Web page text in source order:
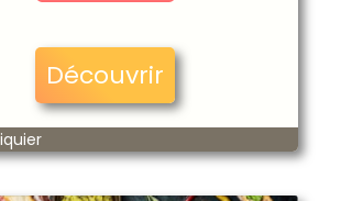
Découvrir